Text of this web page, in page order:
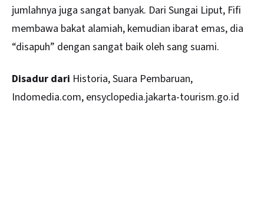
jumlahnya juga sangat banyak. Dari Sungai Liput, Fifi
membawa bakat alamiah, kemudian ibarat emas, dia
“disapuh” dengan sangat baik oleh sang suami.
Disadur dari Historia, Suara Pembaruan,
Indomedia.com, ensyclopedia.jakarta-tourism.go.id